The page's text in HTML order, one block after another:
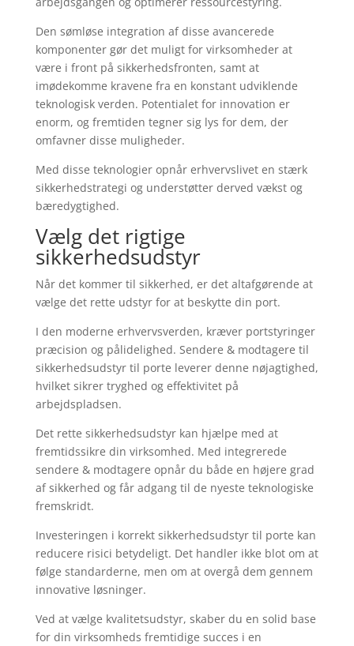
Den sømløse integration af disse avancerede
komponenter gør det muligt for virksomheder at
være i front på sikkerhedsfronten, samt at
imødekomme kravene fra en konstant udviklende
teknologisk verden. Potentialet for innovation er
enorm, og fremtiden tegner sig lys for dem, der
omfavner disse muligheder.
Med disse teknologier opnår erhvervslivet en stærk
sikkerhedstrategi og understøtter derved vækst og
bæredygtighed.
Vælg det rigtige
sikkerhedsudstyr
Når det kommer til sikkerhed, er det altafgørende at
vælge det rette udstyr for at beskytte din port.
I den moderne erhvervsverden, kræver portstyringer
præcision og pålidelighed. Sendere & modtagere til
sikkerhedsudstyr til porte leverer denne nøjagtighed,
hvilket sikrer tryghed og effektivitet på
arbejdspladsen.
Det rette sikkerhedsudstyr kan hjælpe med at
fremtidssikre din virksomhed. Med integrerede
sendere & modtagere opnår du både en højere grad
af sikkerhed og får adgang til de nyeste teknologiske
fremskridt.
Investeringen i korrekt sikkerhedsudstyr til porte kan
reducere risici betydeligt. Det handler ikke blot om at
følge standarderne, men om at overgå dem gennem
innovative løsninger.
Ved at vælge kvalitetsudstyr, skaber du en solid base
for din virksomheds fremtidige succes i en